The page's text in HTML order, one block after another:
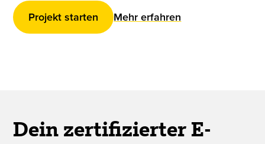
Projekt starten Mehr erfahren
Dein zertifizierter E-